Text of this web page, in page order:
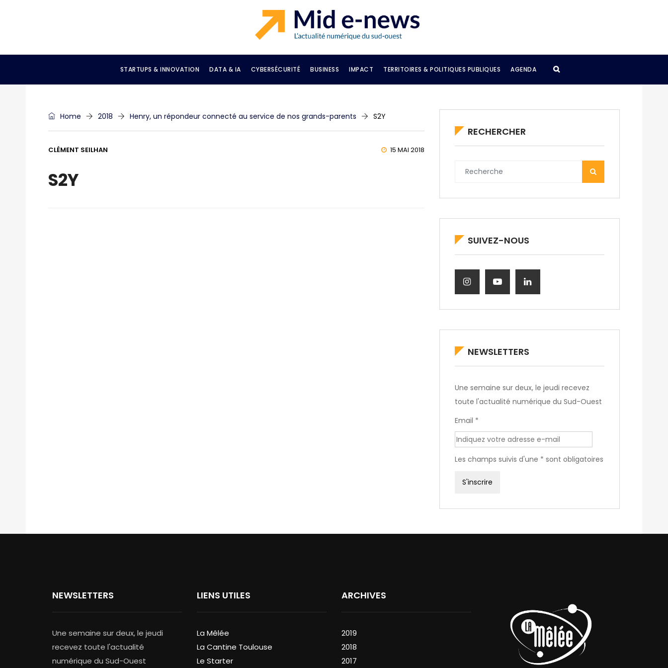
STARTUPS & INNOVATION DATA & IA CYBERSÉCURITÉ BUSINESS IMPACT TERRITOIRES & POLITIQUES PUBLIQUES AGENDA
Home 2018 Henry, un répondeur connecté au service de nos grands-parents S2Y
CLÉMENT SEILHAN 15 MAI 2018
S2Y
RECHERCHER
SUIVEZ-NOUS
NEWSLETTERS
Une semaine sur deux, le jeudi recevez
toute l'actualité numérique du Sud-Ouest
Email *
Les champs suivis d'une * sont obligatoires
NEWSLETTERS
Une semaine sur deux, le jeudi
recevez toute l'actualité
numérique du Sud-Ouest
LIENS UTILES
La Mêlée
La Cantine Toulouse
Le Starter
ARCHIVES
2019
2018
2017